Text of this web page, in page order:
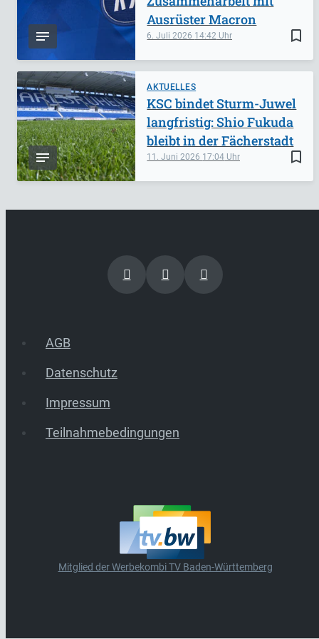
bookmark_border
6. Juli 2026 14:42
Ausrüster Macron
AKTUELLES
bookmark_border
11. Juni 2026 17:04
KSC bindet Sturm-Juwel
langfristig: Shio Fukuda
bleibt in der Fächerstadt
AGB
Datenschutz
Impressum
Teilnahmebedingungen
Mitglied der Werbekombi TV Baden-Württemberg